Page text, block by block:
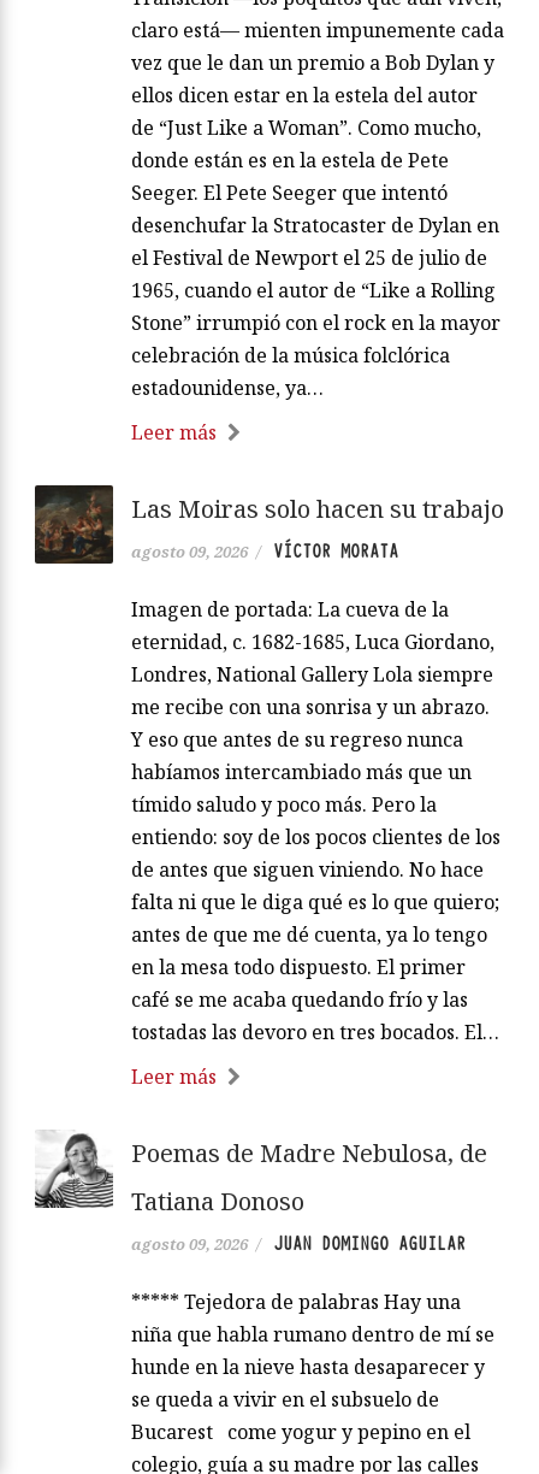
claro está— mienten impunemente cada
vez que le dan un premio a Bob Dylan y
ellos dicen estar en la estela del autor
de “Just Like a Woman”. Como mucho,
donde están es en la estela de Pete
Seeger. El Pete Seeger que intentó
desenchufar la Stratocaster de Dylan en
el Festival de Newport el 25 de julio de
1965, cuando el autor de “Like a Rolling
Stone” irrumpió con el rock en la mayor
celebración de la música folclórica
estadounidense, ya…
Leer más
Las Moiras solo hacen su trabajo
agosto 09, 2026 / VÍCTOR MORATA
Imagen de portada: La cueva de la
eternidad, c. 1682-1685, Luca Giordano,
Londres, National Gallery Lola siempre
me recibe con una sonrisa y un abrazo.
Y eso que antes de su regreso nunca
habíamos intercambiado más que un
tímido saludo y poco más. Pero la
entiendo: soy de los pocos clientes de los
de antes que siguen viniendo. No hace
falta ni que le diga qué es lo que quiero;
antes de que me dé cuenta, ya lo tengo
en la mesa todo dispuesto. El primer
café se me acaba quedando frío y las
tostadas las devoro en tres bocados. El…
Leer más
Poemas de Madre Nebulosa, de
Tatiana Donoso
agosto 09, 2026 / JUAN DOMINGO AGUILAR
***** Tejedora de palabras Hay una
niña que habla rumano dentro de mí se
hunde en la nieve hasta desaparecer y
se queda a vivir en el subsuelo de
Bucarest come yogur y pepino en el
colegio, guía a su madre por las calles